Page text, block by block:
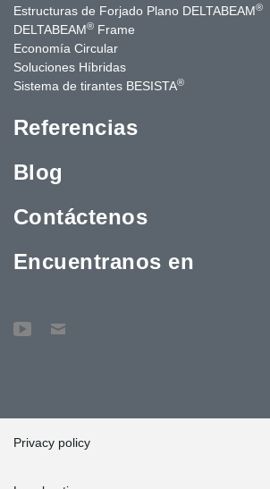
Estructuras de Forjado Plano DELTABEAM®
DELTABEAM® Frame
Economía Circular
Soluciones Híbridas
Sistema de tirantes BESISTA®
Referencias
Blog
Contáctenos
Encuentranos en
Privacy policy